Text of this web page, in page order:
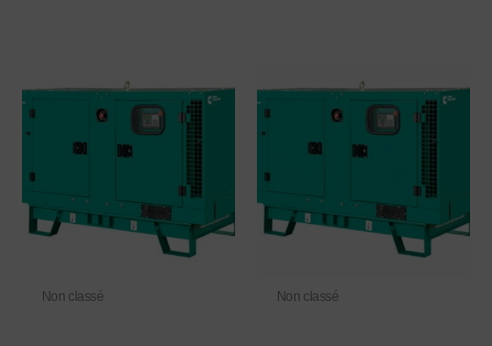
Non classé Non classé